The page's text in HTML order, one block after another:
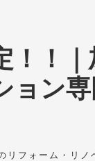
！！
ョン
フォーム・リノ